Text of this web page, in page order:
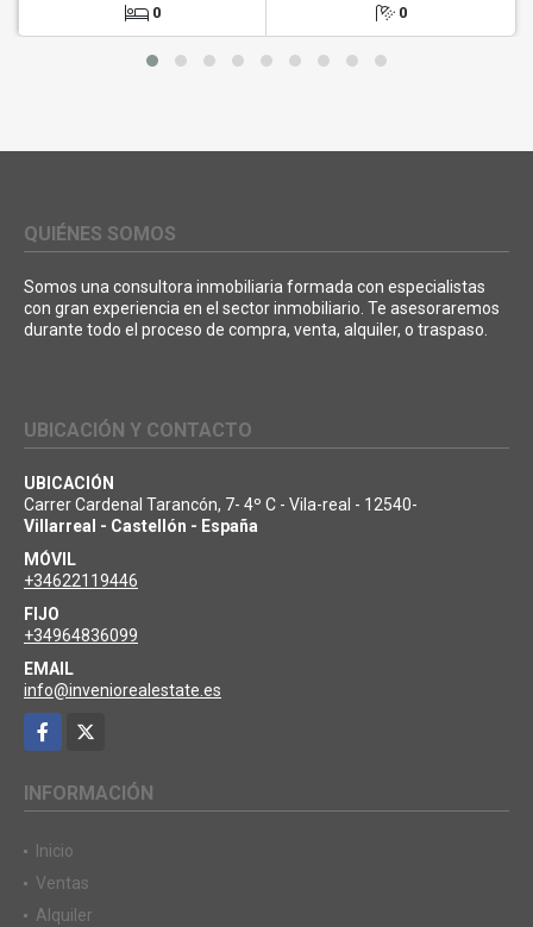
0 0
QUIÉNES SOMOS
Somos una consultora inmobiliaria formada con especialistas
con gran experiencia en el sector inmobiliario. Te asesoraremos
durante todo el proceso de compra, venta, alquiler, o traspaso.
UBICACIÓN Y CONTACTO
UBICACIÓN
Carrer Cardenal Tarancón, 7- 4º C - Vila-real - 12540-
Villarreal - Castellón - España
MÓVIL
+34622119446
FIJO
+34964836099
EMAIL
info@inveniorealestate.es
Facebook
INFORMACIÓN
Inicio
Ventas
Alquiler